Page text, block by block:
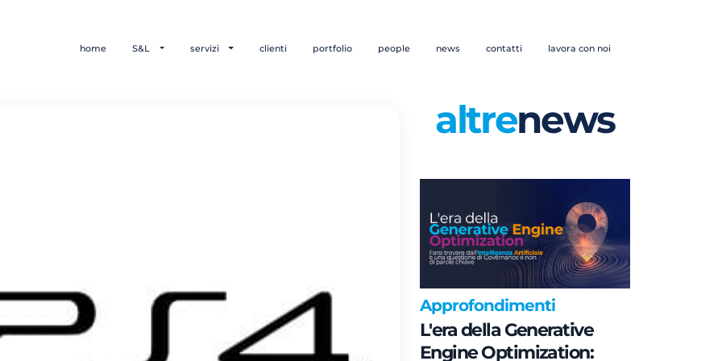
home S&L servizi clienti portfolio people news contatti lavora con noi
altrenews
Approfondimenti
L'era della Generative
Engine Optimization: